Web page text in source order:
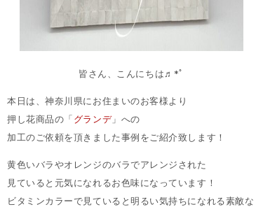
皆さん、こんにちは♬*ﾟ
本日は、神奈川県にお住まいのお客様より
押し花商品の「グランデ」への
加工のご依頼を頂きました事例をご紹介致します！
黄色いバラやオレンジのバラでアレンジされた
見ていると元気になれるお色味になっています！
ビタミンカラーで見ていると明るい気持ちになれる素敵な